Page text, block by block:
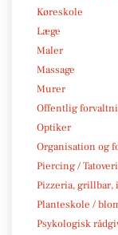
Køreskole
Læge
Maler
Massage
Murer
Offentlig
Optiker
Organisation og
Piercing /
Pizzeria, grillbar,
Planteskole /
Psykologisk